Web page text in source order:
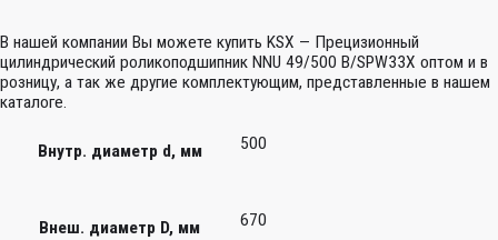
В нашей компании Вы можете купить KSX — Прецизионный
цилиндрический роликоподшипник NNU 49/500 B/SPW33X оптом и в
розницу, а так же другие комплектующим, представленные в нашем
каталоге.
Внутр. диаметр d, мм 500
Внеш. диаметр D, мм 670